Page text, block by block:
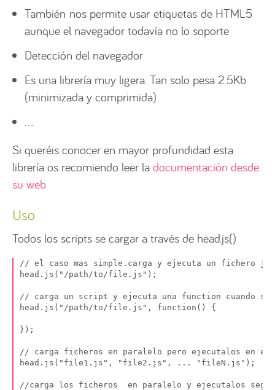
También nos permite usar etiquetas de HTML5
aunque el navegador todavía no lo soporte
Detección del navegador
Es una librería muy ligera. Tan solo pesa 2.5Kb
(minimizada y comprimida)
Si queréis conocer en mayor profundidad esta
librería os recomiendo leer la documentación desde
su web
Uso
Todos los scripts se cargar a través de head.js()
// el caso mas simple.carga y ejecuta un fichero js.
head.js("/path/to/file.js");
// carga un script y ejecuta una function cuando se
head.js("/path/to/file.js", function() {
});
// carga ficheros en paralelo pero ejecutalos en el
head.js("file1.js", "file2.js", ... "fileN.js");
//carga los ficheros  en paralelo y ejecutalos segun